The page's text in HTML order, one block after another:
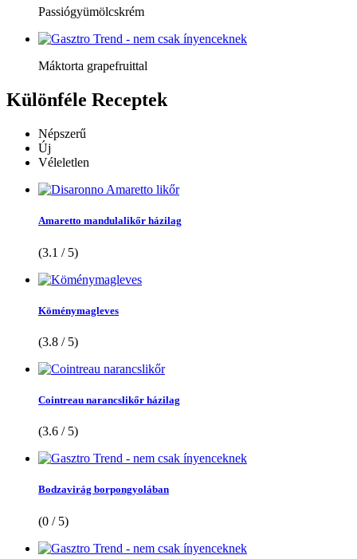
Passiógyümölcskrém
Máktorta grapefruittal
Különféle Receptek
Népszerű
Új
Véleletlen
Amaretto mandulalikőr házilag
(3.1 / 5)
Köménymagleves
(3.8 / 5)
Cointreau narancslikőr házilag
(3.6 / 5)
Bodzavirág borpongyolában
(0 / 5)